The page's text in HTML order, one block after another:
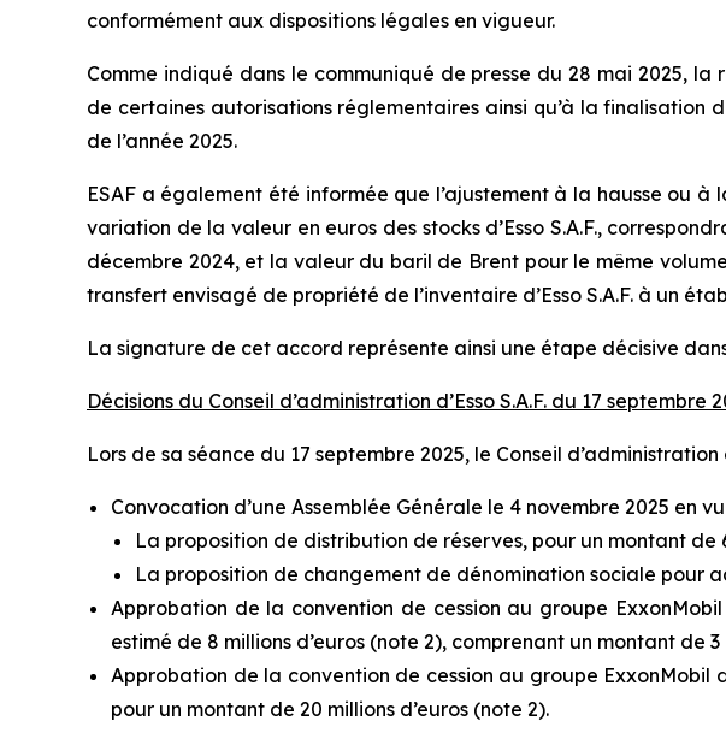
conformément aux dispositions légales en vigueur.
Comme indiqué dans le communiqué de presse du 28 mai 2025,
de certaines autorisations réglementaires ainsi qu’à la
de l’année 2025.
ESAF a également été informée que l’ajustement à la hausse ou
variation de la valeur en euros des stocks d’Esso S.A.F.,
décembre 2024, et la valeur du baril de Brent pour le même
transfert envisagé de propriété de l’inventaire d’Esso S.A.F. à un
La signature de cet accord représente ainsi une étape décisive
Décisions du Conseil d’administration d’Esso S.A.F. du 17 septembre
Lors de sa séance du 17 septembre 2025, le Conseil d’administration
Convocation d’une Assemblée Générale le 4 novembre 2025 en
La proposition de distribution de réserves, pour un montant
La proposition de changement de dénomination sociale pour
Approbation de la convention de cession au groupe
estimé de 8 millions d’euros (note 2), comprenant un montant de
Approbation de la convention de cession au groupe ExxonMobil
pour un montant de 20 millions d’euros (note 2).